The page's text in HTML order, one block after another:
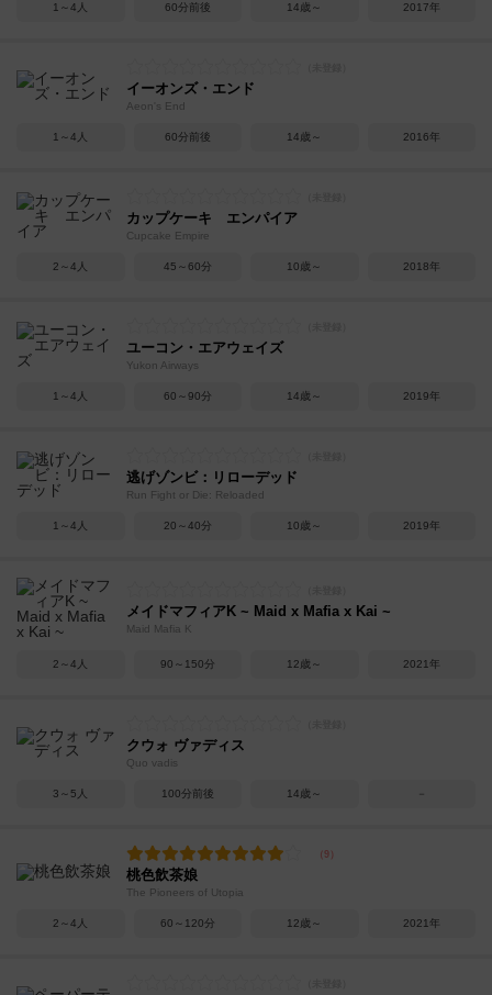
1～4人 60分前後 14歳～ 2017年
イーオンズ・エンド
Aeon's End
1～4人 60分前後 14歳～ 2016年
カップケーキ エンパイア
Cupcake Empire
2～4人 45～60分 10歳～ 2018年
ユーコン・エアウェイズ
Yukon Airways
1～4人 60～90分 14歳～ 2019年
逃げゾンビ：リローデッド
Run Fight or Die: Reloaded
1～4人 20～40分 10歳～ 2019年
メイドマフィアK ~ Maid x Mafia x Kai ~
Maid Mafia K
2～4人 90～150分 12歳～ 2021年
クウォ ヴァディス
Quo vadis
3～5人 100分前後 14歳～ －
桃色飲茶娘
The Pioneers of Utopia
2～4人 60～120分 12歳～ 2021年